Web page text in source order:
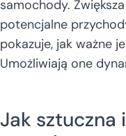
samochody.
potencjalne
pokazuje, jak ważne
Umożliwiają one
Jak sztuczna